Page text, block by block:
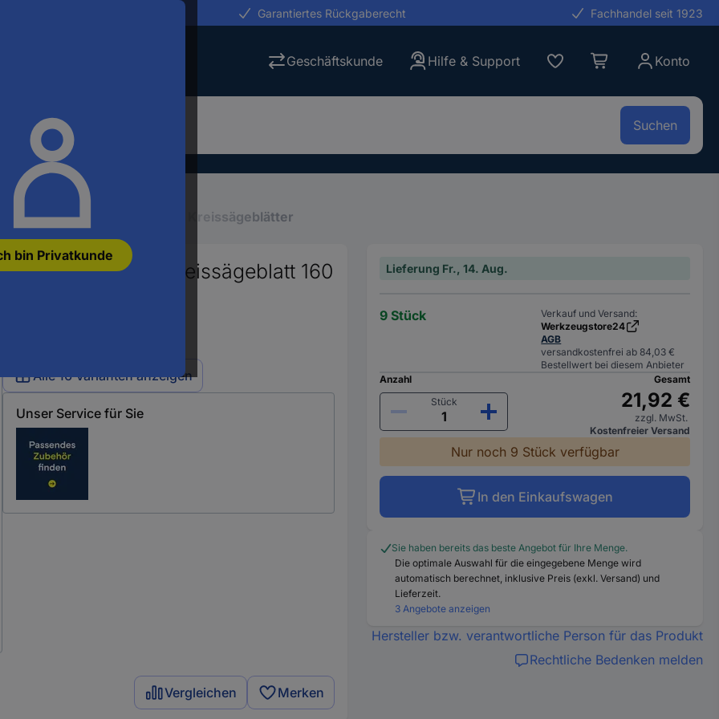
bin Privatkunde
Garantiertes Rückgaberecht Fachhandel seit 1923
Geschäftskunde Hilfe & Support Konto
Suchen
Kreissägeblätter
Hartmetall Kreissägeblatt 160
Alle 16 Varianten anzeigen
Unser Service für Sie
Vergleichen Merken
Lieferung Fr., 14. Aug.
9 Stück
Verkauf und Versand:
Werkzeugstore24
AGB
versandkostenfrei ab 84,03 €
Bestellwert bei diesem Anbieter
Anzahl
Stück
Gesamt
21,92 €
zzgl. MwSt.
Kostenfreier Versand
Nur noch 9 Stück verfügbar
In den Einkaufswagen
Sie haben bereits das beste Angebot für Ihre Menge.
Die optimale Auswahl für die eingegebene Menge wird
automatisch berechnet, inklusive Preis (exkl. Versand) und
Lieferzeit.
3 Angebote anzeigen
Hersteller bzw. verantwortliche Person für das Produkt
Rechtliche Bedenken melden